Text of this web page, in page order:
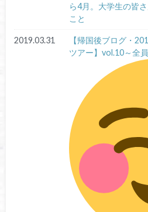
ら4月。大学生の皆
こと
2019.03.31
【帰国後ブログ・
ツアー】vol.10～全